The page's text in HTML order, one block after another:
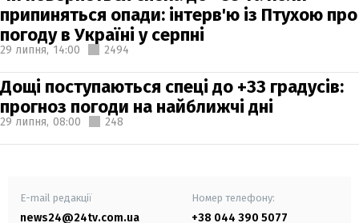
припиняться опади: інтерв'ю із Птухою про
погоду в Україні у серпні
29 липня, 14:00 2494
Дощі поступаються спеці до +33 градусів:
прогноз погоди на найближчі дні
29 липня, 08:00 248
E-mail редакції
news24@24tv.com.ua
Номер телефону:
+38 044 390 5077